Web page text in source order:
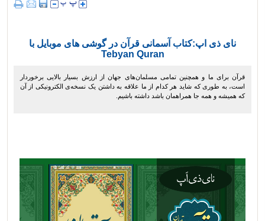
نای ذی اپ:کتاب آسمانی قرآن در گوشی های موبایل با
Tebyan Quran
قرآن برای ما و همچنین تمامی مسلمان‌های جهان از ارزش بسیار بالایی برخوردار
است، به طوری که شاید هر کدام از ما علاقه به داشتن یک نسخه‌ی الکترونیکی از آن
که همیشه و همه جا همراهمان باشد داشته باشیم.